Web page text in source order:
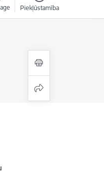
Piekļūstamība